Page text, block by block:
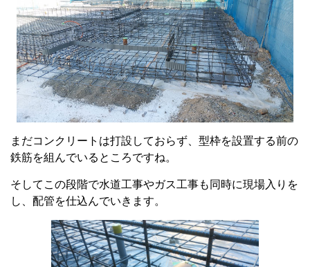
まだコンクリートは打設しておらず、型枠を設置する前の
鉄筋を組んでいるところですね。
そしてこの段階で水道工事やガス工事も同時に現場入りを
し、配管を仕込んでいきます。